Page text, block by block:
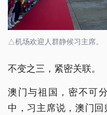
△机场欢迎人群静候习主席。
不变之三，紧密关联。
澳门与祖国，密不可
中，习主席说，澳门